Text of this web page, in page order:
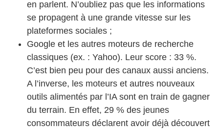
en parlent. N’oubliez pas que les informations
se propagent à une grande vitesse sur les
plateformes sociales ;
Google et les autres moteurs de recherche
classiques (ex. : Yahoo). Leur score : 33 %.
C’est bien peu pour des canaux aussi anciens.
A l’inverse, les moteurs et autres nouveaux
outils alimentés par l’IA sont en train de gagner
du terrain. En effet, 29 % des jeunes
consommateurs déclarent avoir déjà découvert